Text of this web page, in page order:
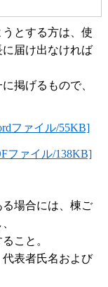
とする方は、使
届け出なければ
掲げるもので、
ファイル/55KB]
ファイル/138KB]
場合には、棟ご
と。
者氏名および